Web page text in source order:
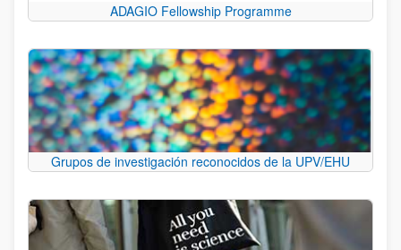
ADAGIO Fellowship Programme
Grupos de investigación reconocidos de la UPV/EHU